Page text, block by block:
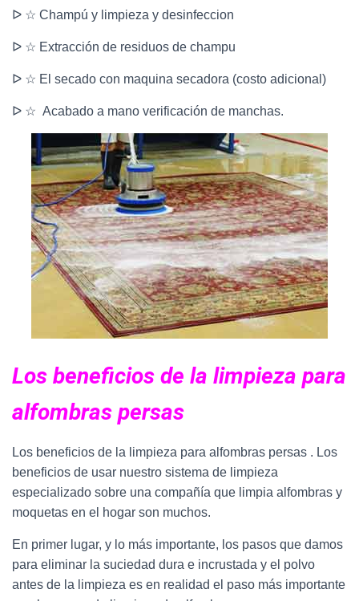
ᐅ ☆ Champú y limpieza y desinfeccion
ᐅ ☆ Extracción de residuos de champu
ᐅ ☆ El secado con maquina secadora (costo adicional)
ᐅ ☆ Acabado a mano verificación de manchas.
Los beneficios de la limpieza para
alfombras persas
Los beneficios de la limpieza para alfombras persas . Los
beneficios de usar nuestro sistema de limpieza
especializado sobre una compañía que limpia alfombras y
moquetas en el hogar son muchos.
En primer lugar, y lo más importante, los pasos que damos
para eliminar la suciedad dura e incrustada y el polvo
antes de la limpieza es en realidad el paso más importante